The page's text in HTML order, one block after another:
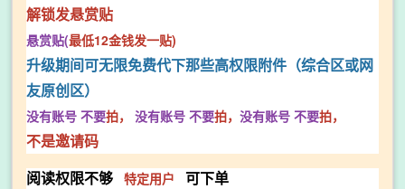
解锁发悬赏贴
悬赏贴(最低12金钱发一贴)
升级期间可无限免费代下那些高权限附件（综合区或网
友原创区）
没有账号 不要拍， 没有账号 不要拍， 没有账号 不要拍，
不是邀请码
阅读权限不够 特定用户 可下单